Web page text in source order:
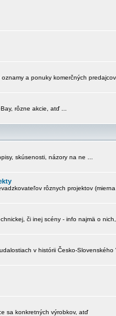
a ponuky komerčných predajcov
rôzne akcie, atď ...
skúsenosti, názory na ne ...
rôznych projektov
či inej scény - info najmä o
v histórii Česko-Slovenského
sa konkretných výrobkov, atď